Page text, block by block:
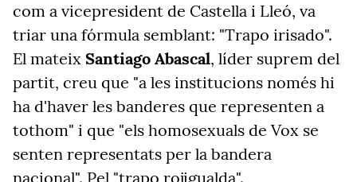
com a vicepresident de Castella i Lleó, va
triar una fórmula semblant: "Trapo irisado".
El mateix Santiago Abascal, líder suprem del
partit, creu que "a les institucions només hi
ha d'haver les banderes que representen a
tothom" i que "els homosexuals de Vox se
senten representats per la bandera
nacional". Pel "trapo rojigualda".